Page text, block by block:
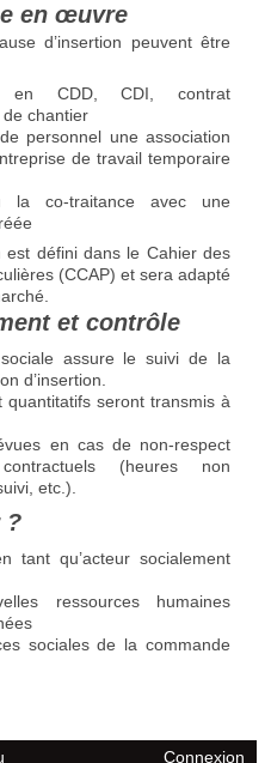
en œuvre
d’insertion peuvent être
en CDD, CDI, contrat
de chantier
personnel une association
de travail temporaire
la co-traitance avec une
est défini dans le Cahier des
(CCAP) et sera adapté
et contrôle
assure le suivi de la
d’insertion.
quantitatifs seront transmis à
en cas de non-respect
(heures non
etc.).
?
tant qu’acteur socialement
ressources humaines
sociales de la commande
Connexion